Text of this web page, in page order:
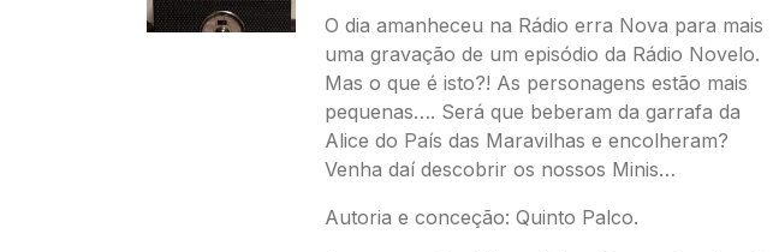
O dia amanheceu na Rádio erra Nova para mais
uma gravação de um episódio da Rádio Novelo.
Mas o que é isto?! As personagens estão mais
pequenas…. Será que beberam da garrafa da
Alice do País das Maravilhas e encolheram?
Venha daí descobrir os nossos Minis…
Autoria e conceção: Quinto Palco.